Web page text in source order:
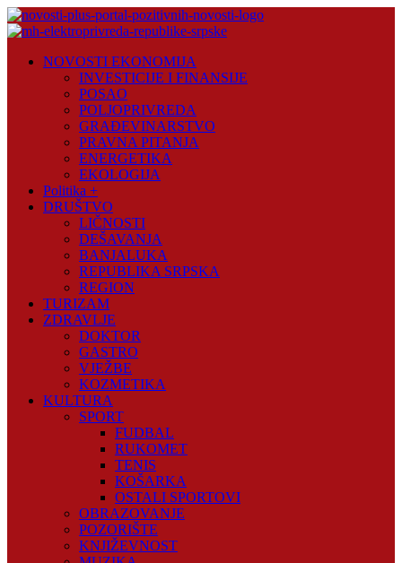
Skip
to
Plus
NOVOSTI EKONOMIJA
INVESTICIJE I FINANSIJE
POSAO
POLJOPRIVREDA
GRAĐEVINARSTVO
PRAVNA PITANJA
ENERGETIKA
EKOLOGIJA
Politika +
DRUŠTVO
LIČNOSTI
DEŠAVANJA
BANJALUKA
REPUBLIKA SRPSKA
REGION
TURIZAM
ZDRAVLJE
DOKTOR
GASTRO
VJEŽBE
KOZMETIKA
KULTURA
SPORT
FUDBAL
RUKOMET
TENIS
KOŠARKA
OSTALI SPORTOVI
OBRAZOVANJE
POZORIŠTE
KNJIŽEVNOST